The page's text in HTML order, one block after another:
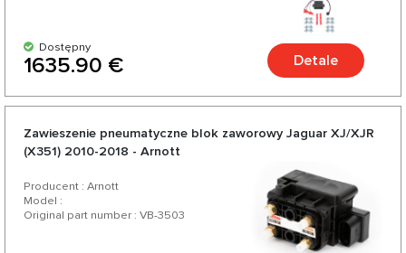
Dostępny
1635.90 € Detale
Zawieszenie pneumatyczne blok zaworowy Jaguar XJ/XJR
(X351) 2010-2018 - Arnott
Producent : Arnott
Model :
Original part number : VB-3503